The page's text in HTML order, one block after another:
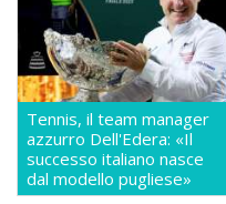
Tennis, il team manager
azzurro Dell'Edera: «Il
successo italiano nasce
dal modello pugliese»